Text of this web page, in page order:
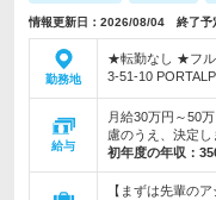
情報更新日：2026/08/04 終了予
勤務地
★転勤なし ★フル
3-51-10
給与
月給30万円～50
慮のうえ、決定
初年度の年収：
【まずは先輩の